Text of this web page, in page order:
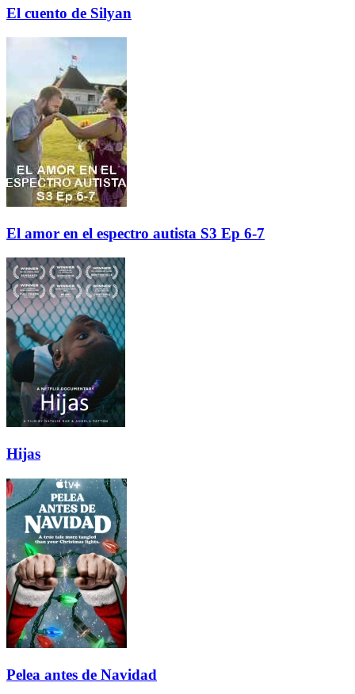
El cuento de Silyan
El amor en el espectro autista S3 Ep 6-7
Hijas
Pelea antes de Navidad